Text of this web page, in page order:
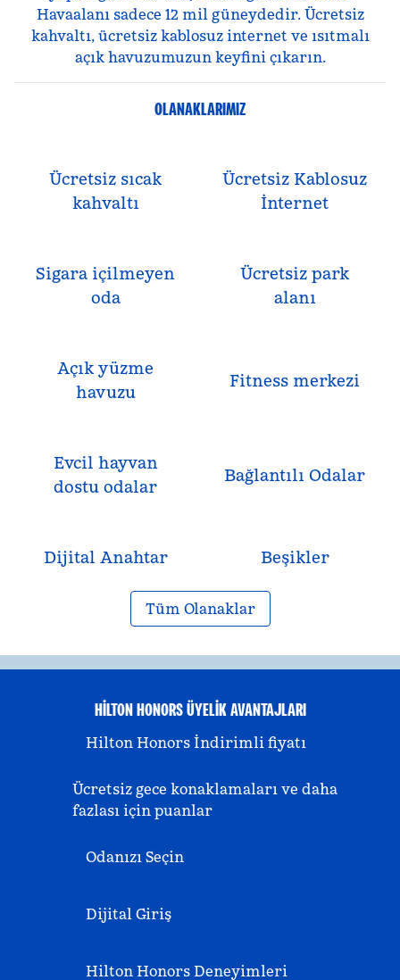
Havaalanı sadece 12 mil güneydedir. Ücretsiz
kahvaltı, ücretsiz kablosuz internet ve ısıtmalı
açık havuzumuzun keyfini çıkarın.
OLANAKLARIMIZ
Ücretsiz sıcak
kahvaltı
Ücretsiz Kablosuz
İnternet
Sigara içilmeyen
oda
Ücretsiz park
alanı
Açık yüzme
havuzu
Fitness merkezi
Evcil hayvan
dostu odalar
Bağlantılı Odalar
Dijital Anahtar Beşikler
Tüm Olanaklar
HILTON HONORS ÜYELIK AVANTAJLARI
Hilton Honors İndirimli fiyatı
Ücretsiz gece konaklamaları ve daha
fazlası için puanlar
Odanızı Seçin
Dijital Giriş
Hilton Honors Deneyimleri